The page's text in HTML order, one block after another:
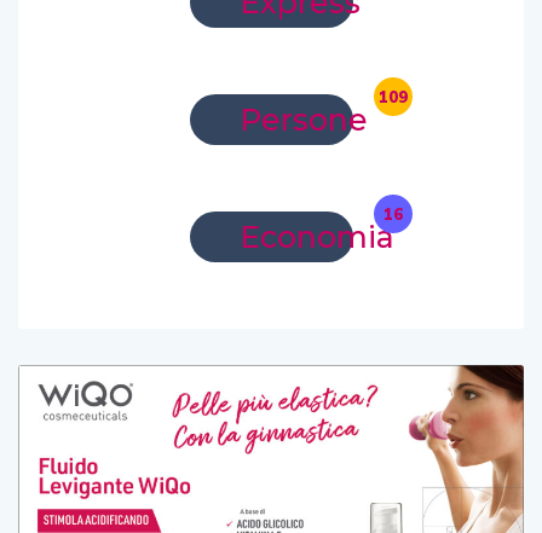
Persone
109
Economia
16